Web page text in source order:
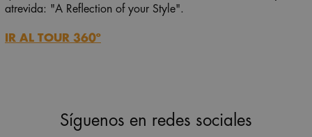
atrevida: "A Reflection of your Style".
IR AL TOUR 360º
Síguenos en redes sociales